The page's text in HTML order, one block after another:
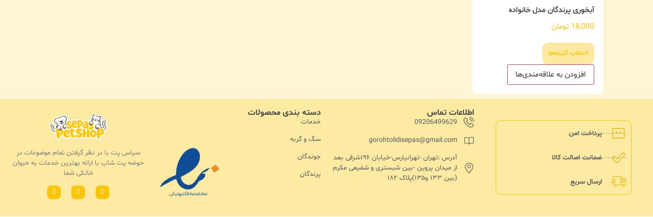
آبخوری پرندگان مدل خانواده
18,000 تومان
انتخاب گزینه‌ها
افزودن به علاقه‌مندی‌ها
پرداخت امن
ضمانت اصالت کالا
ارسال سریع
اطلاعات تماس
09206499629
gorohtolidisepas@gmail.com
آدرس :تهران -تهرانپارس-خیابان ۱۹۶شرقی بعد
از میدان پروین -بین شبستری و شفیعی مکرم
(بین ۱۳۳ و۱۳۵)پلاک ۱۸۲
دسته بندی محصولات
خدمات
سگ و گربه
جوندگان
پرندگان
سپاس پت با در نظر گرفتن تمام موضوعات در
حوضه پت شاپ با ارائه بهترین خدمات به حیوان
خانکی شما